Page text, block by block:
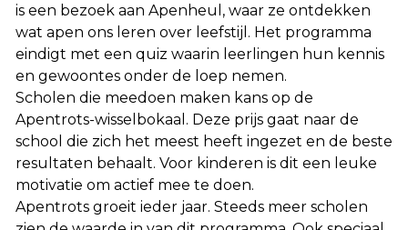
is een bezoek aan Apenheul, waar ze ontdekken
wat apen ons leren over leefstijl. Het programma
eindigt met een quiz waarin leerlingen hun kennis
en gewoontes onder de loep nemen.
Scholen die meedoen maken kans op de
Apentrots-wisselbokaal. Deze prijs gaat naar de
school die zich het meest heeft ingezet en de beste
resultaten behaalt. Voor kinderen is dit een leuke
motivatie om actief mee te doen.
Apentrots groeit ieder jaar. Steeds meer scholen